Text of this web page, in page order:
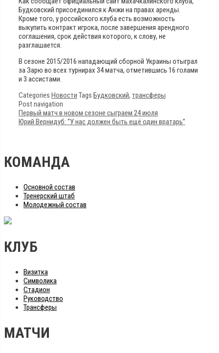
Будковский присоединился к Анжи на правах аренды.
Кроме того, у российского клуба есть возможность
выкупить контракт игрока, после завершения арендного
соглашения, срок действия которого, к слову, не
разглашается.
В сезоне 2015/2016 нападающий сборной Украины отыграл
за Зарю во всех турнирах 34 матча, отметившись 16 голами
и 3 ассистами.
Categories Новости Tags Будковский, трансферы
Post navigation
Первый матч в новом сезоне сыграем 24 июля
Юрий Вернидуб: “У нас должен быть ещё один вратарь”
КОМАНДА
Основной состав
Тренерский штаб
Молодежный состав
КЛУБ
Визитка
Символика
Стадион
Руководство
Трансферы
МАТЧИ